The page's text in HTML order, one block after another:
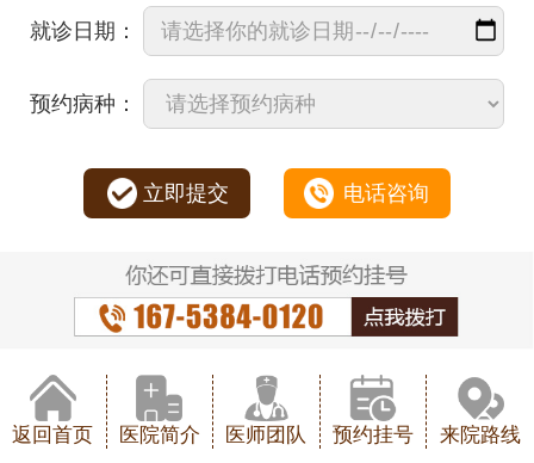
就诊日期：
预约病种：
立即提交 电话咨询
返回首页 医院简介 医师团队 预约挂号 来院路线